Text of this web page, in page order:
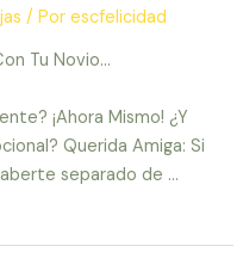
/ Porescfelicidad
Tu Novio…
¡Ahora Mismo! ¿Y
Querida Amiga: Si
separado de …